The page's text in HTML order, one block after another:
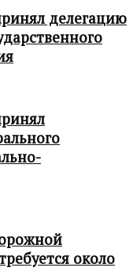
делегацию
около